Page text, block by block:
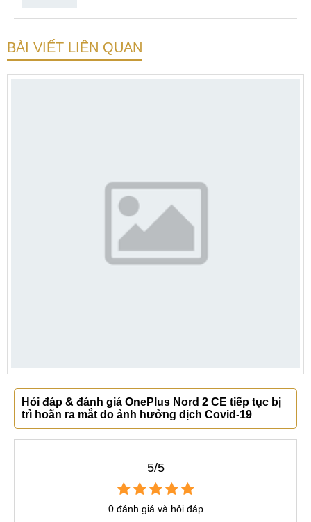
BÀI VIẾT LIÊN QUAN
Hỏi đáp & đánh giá OnePlus Nord 2 CE tiếp tục bị
trì hoãn ra mắt do ảnh hưởng dịch Covid-19
5/5
0 đánh giá và hỏi đáp